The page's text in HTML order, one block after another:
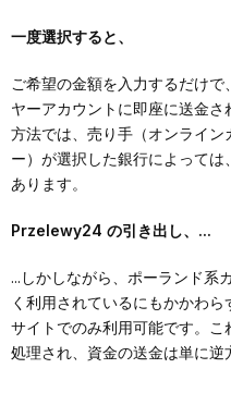
一度選択すると、
ご希望の金額を入力するだけ
ヤーアカウントに即座に送金
方法では、売り手（オンライ
ー）が選択した銀行によって
あります。
Przelewy24 の引き出し、...
...しかしながら、ポーランド系
く利用されているにもかかわ
サイトでのみ利用可能です。
処理され、資金の送金は単に逆